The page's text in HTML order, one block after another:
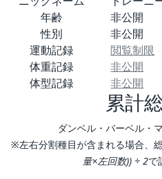
年齢
非公開
性別
非公開
運動記録
閲覧制限
体重記録
非公開
体型記録
非公開
累計
ダンベル・バーベル・
※左右分割種目が含まれる場合、
量×左回数)) ÷ 2で